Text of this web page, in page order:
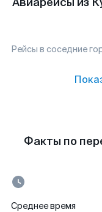
Рейсы в соседние
Факты по
Среднее время